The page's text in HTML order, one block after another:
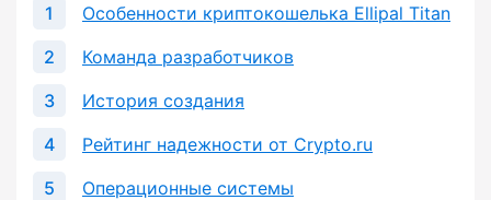
Особенности криптокошелька Ellipal Titan
Команда разработчиков
История создания
Рейтинг надежности от Crypto.ru
Операционные системы